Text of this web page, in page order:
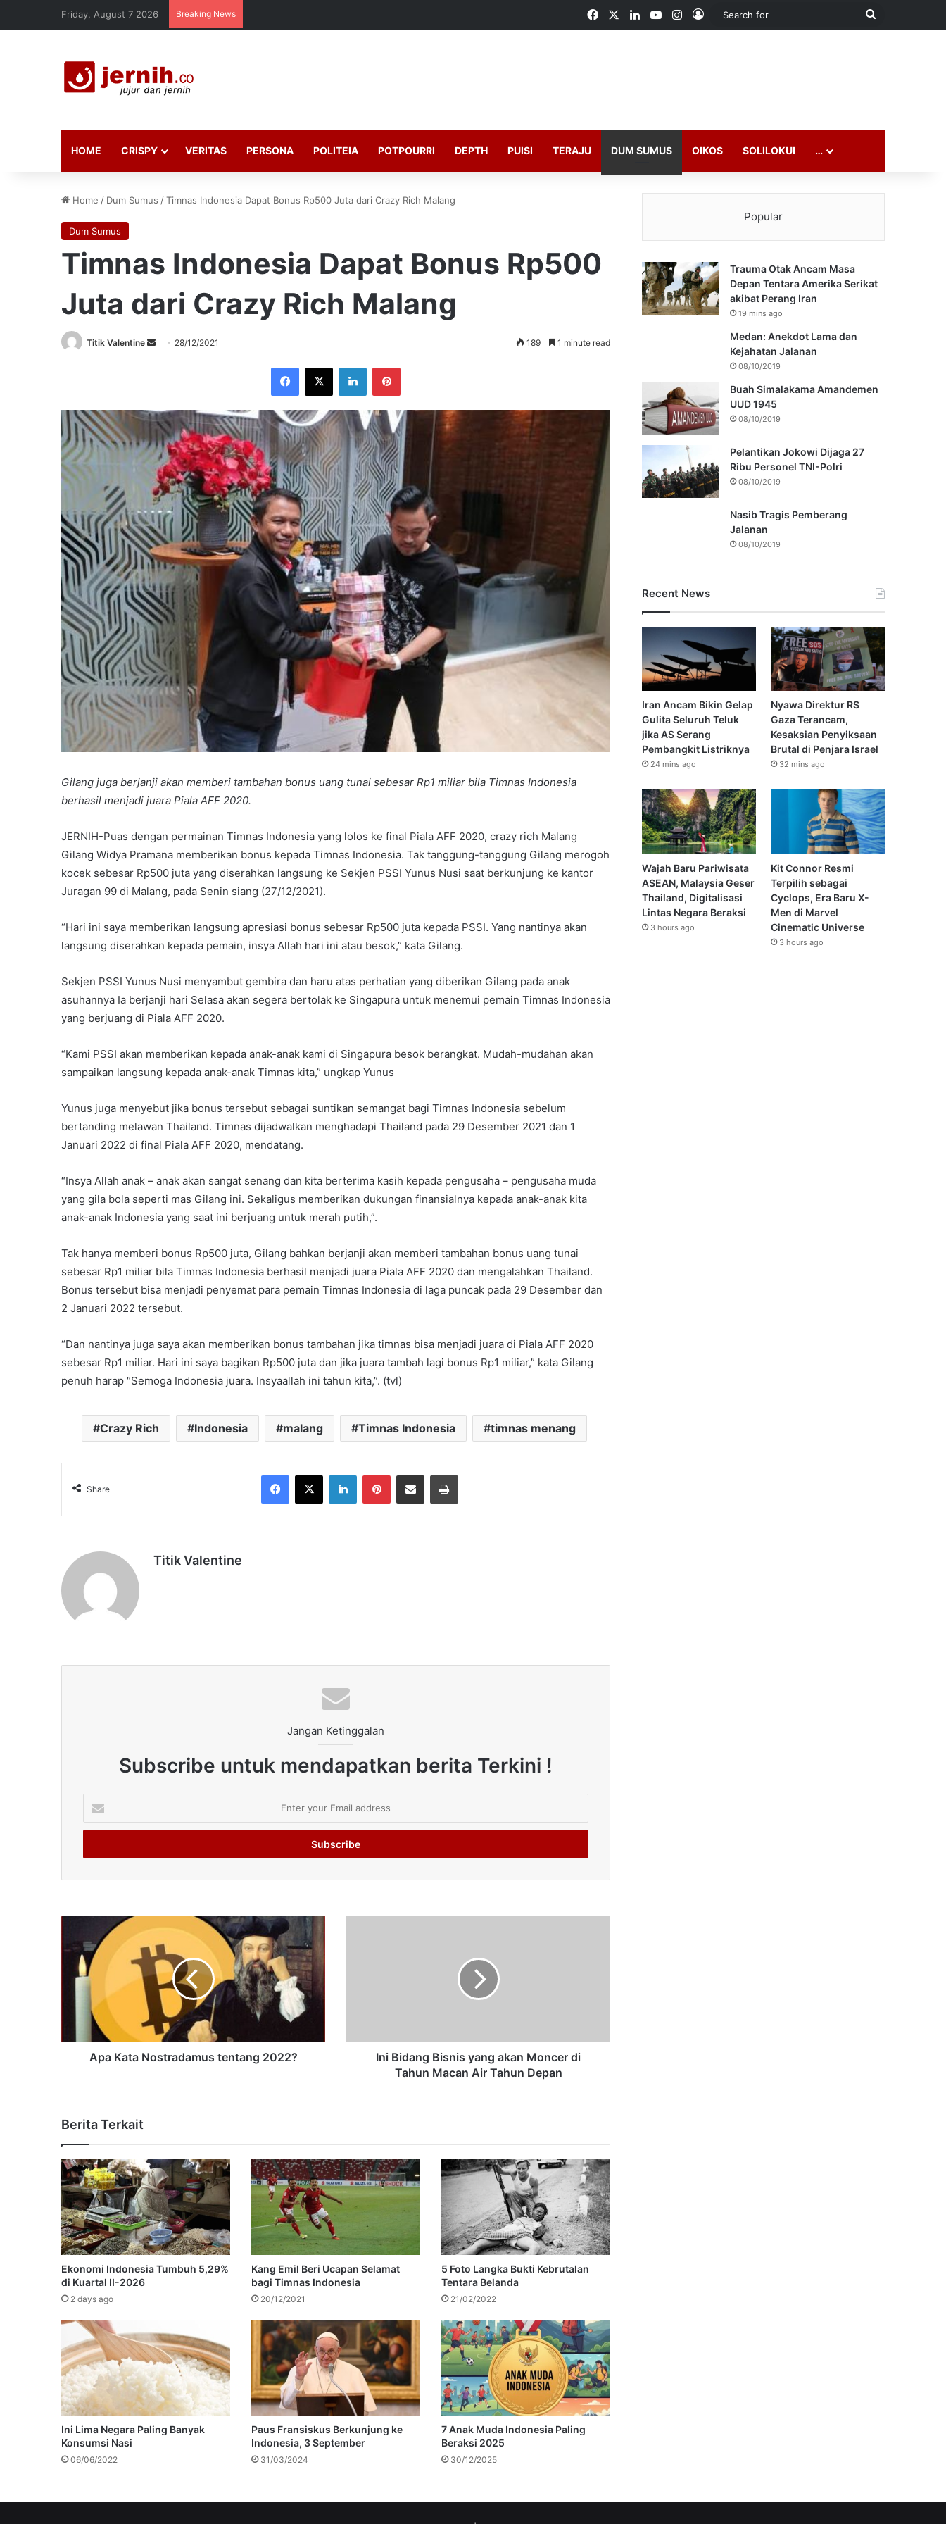
Friday, August 7 2026 Breaking News FacebookLinkedInYouTubeInstagram
Log In
Search
HOME CRISPY VERITAS PERSONA POLITEIA POTPOURRI DEPTH PUISI TERAJU DUM SUMUS OIKOS SOLILOKUI …
Home / Dum Sumus /Timnas Indonesia Dapat Bonus Rp500 Juta dari Crazy Rich Malang
Dum Sumus
Timnas Indonesia Dapat Bonus Rp500
Juta dari Crazy Rich Malang
Titik Valentine
Send 28/12/2021 189 1 minute read
Facebook
X LinkedInPinterest
Gilang juga berjanji akan memberi tambahan bonus uang tunai sebesar Rp1 miliar bila Timnas Indonesia
berhasil menjadi juara Piala AFF 2020.
JERNIH-Puas dengan permainan Timnas Indonesia yang lolos ke final Piala AFF 2020, crazy rich Malang
Gilang Widya Pramana memberikan bonus kepada Timnas Indonesia. Tak tanggung-tanggung Gilang merogoh
kocek sebesar Rp500 juta yang diserahkan langsung ke Sekjen PSSI Yunus Nusi saat berkunjung ke kantor
Juragan 99 di Malang, pada Senin siang (27/12/2021).
“Hari ini saya memberikan langsung apresiasi bonus sebesar Rp500 juta kepada PSSI. Yang nantinya akan
langsung diserahkan kepada pemain, insya Allah hari ini atau besok,” kata Gilang.
Sekjen PSSI Yunus Nusi menyambut gembira dan haru atas perhatian yang diberikan Gilang pada anak
asuhannya Ia berjanji hari Selasa akan segera bertolak ke Singapura untuk menemui pemain Timnas Indonesia
yang berjuang di Piala AFF 2020.
“Kami PSSI akan memberikan kepada anak-anak kami di Singapura besok berangkat. Mudah-mudahan akan
sampaikan langsung kepada anak-anak Timnas kita,” ungkap Yunus
Yunus juga menyebut jika bonus tersebut sebagai suntikan semangat bagi Timnas Indonesia sebelum
bertanding melawan Thailand. Timnas dijadwalkan menghadapi Thailand pada 29 Desember 2021 dan 1
Januari 2022 di final Piala AFF 2020, mendatang.
“Insya Allah anak – anak akan sangat senang dan kita berterima kasih kepada pengusaha – pengusaha muda
yang gila bola seperti mas Gilang ini. Sekaligus memberikan dukungan finansialnya kepada anak-anak kita
anak-anak Indonesia yang saat ini berjuang untuk merah putih,”.
Tak hanya memberi bonus Rp500 juta, Gilang bahkan berjanji akan memberi tambahan bonus uang tunai
sebesar Rp1 miliar bila Timnas Indonesia berhasil menjadi juara Piala AFF 2020 dan mengalahkan Thailand.
Bonus tersebut bisa menjadi penyemat para pemain Timnas Indonesia di laga puncak pada 29 Desember dan
2 Januari 2022 tersebut.
“Dan nantinya juga saya akan memberikan bonus tambahan jika timnas bisa menjadi juara di Piala AFF 2020
sebesar Rp1 miliar. Hari ini saya bagikan Rp500 juta dan jika juara tambah lagi bonus Rp1 miliar,” kata Gilang
penuh harap “Semoga Indonesia juara. Insyaallah ini tahun kita,”. (tvl)
Crazy Rich Indonesia malang Timnas Indonesia timnas menang
Share
Facebook
X LinkedInPinterestShare via Email Print
Titik Valentine
Jangan Ketinggalan
Subscribe untuk mendapatkan berita Terkini !
your
Email
Apa Kata Nostradamus tentang 2022?
Ini Bidang Bisnis yang akan Moncer di
Tahun Macan Air Tahun Depan
Berita Terkait
Ekonomi Indonesia Tumbuh 5,29%
di Kuartal II-2026
2 days ago
Kang Emil Beri Ucapan Selamat
bagi Timnas Indonesia
20/12/2021
5 Foto Langka Bukti Kebrutalan
Tentara Belanda
21/02/2022
Ini Lima Negara Paling Banyak
Konsumsi Nasi
06/06/2022
Paus Fransiskus Berkunjung ke
Indonesia, 3 September
31/03/2024
7 Anak Muda Indonesia Paling
Beraksi 2025
30/12/2025
Popular
Trauma Otak Ancam Masa
Depan Tentara Amerika Serikat
akibat Perang Iran
19 mins ago
Medan: Anekdot Lama dan
Kejahatan Jalanan
08/10/2019
Buah Simalakama Amandemen
UUD 1945
08/10/2019
Pelantikan Jokowi Dijaga 27
Ribu Personel TNI-Polri
08/10/2019
Nasib Tragis Pemberang
Jalanan
08/10/2019
Recent News
Iran Ancam Bikin Gelap
Gulita Seluruh Teluk
jika AS Serang
Pembangkit Listriknya
24 mins ago
Nyawa Direktur RS
Gaza Terancam,
Kesaksian Penyiksaan
Brutal di Penjara Israel
32 mins ago
Wajah Baru Pariwisata
ASEAN, Malaysia Geser
Thailand, Digitalisasi
Lintas Negara Beraksi
3 hours ago
Kit Connor Resmi
Terpilih sebagai
Cyclops, Era Baru X-
Men di Marvel
Cinematic Universe
3 hours ago